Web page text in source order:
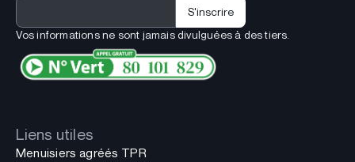
Vos informations ne sont jamais divulguées à des tiers.
Liens utiles
Menuisiers agréés TPR